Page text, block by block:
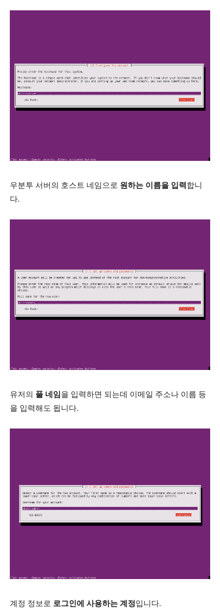
우분투 서버의 호스트 네임으로 원하는 이름을 입력 합니
다.
유저의 풀 네임을 입력하면 되는데 이메일 주소나 이름 등
을 입력해도 됩니다.
계정 정보로 로그인에 사용하는 계정입니다.